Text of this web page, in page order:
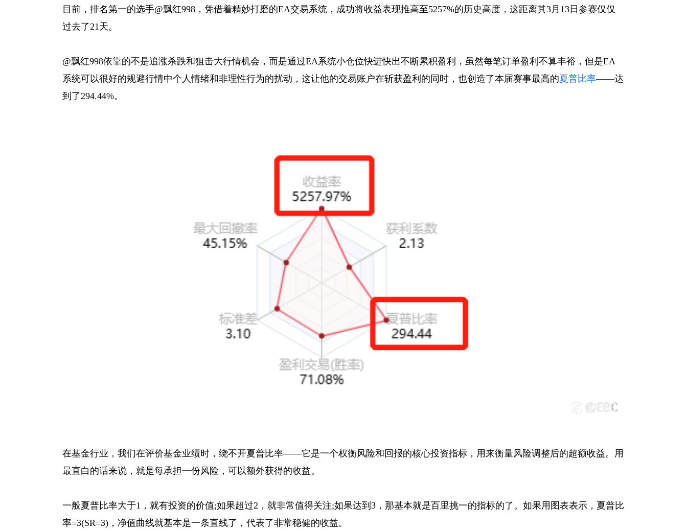
目前，排名第一的选手@飘红998，凭借着精妙打磨的EA交易系统，成功将收益表现推高至5257%的历史高度，这距离其3月13日参赛仅仅
过去了21天。
@飘红998依靠的不是追涨杀跌和狙击大行情机会，而是通过EA系统小仓位快进快出不断累积盈利，虽然每笔订单盈利不算丰裕，但是EA
系统可以很好的规避行情中个人情绪和非理性行为的扰动，这让他的交易账户在斩获盈利的同时，也创造了本届赛事最高的夏普比率——达
到了294.44%。
在基金行业，我们在评价基金业绩时，绕不开夏普比率——它是一个权衡风险和回报的核心投资指标，用来衡量风险调整后的超额收益。用
最直白的话来说，就是每承担一份风险，可以额外获得的收益。
一般夏普比率大于1，就有投资的价值;如果超过2，就非常值得关注;如果达到3，那基本就是百里挑一的指标的了。如果用图表表示，夏普比
率=3(SR=3)，净值曲线就基本是一条直线了，代表了非常稳健的收益。